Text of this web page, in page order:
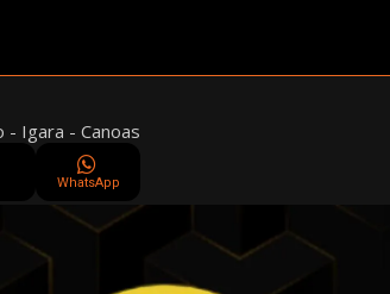
- Igara - Canoas
WhatsApp